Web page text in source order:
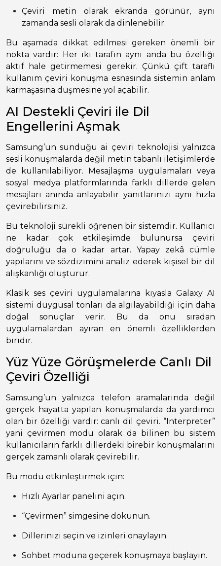
Çeviri metin olarak ekranda görünür, aynı
zamanda sesli olarak da dinlenebilir.
Bu aşamada dikkat edilmesi gereken önemli bir
nokta vardır: Her iki tarafın aynı anda bu özelliği
aktif hale getirmemesi gerekir. Çünkü çift taraflı
kullanım çeviri konuşma esnasında sistemin anlam
karmaşasına düşmesine yol açabilir.
AI Destekli Çeviri ile Dil
Engellerini Aşmak
Samsung’un sunduğu ai çeviri teknolojisi yalnızca
sesli konuşmalarda değil metin tabanlı iletişimlerde
de kullanılabiliyor. Mesajlaşma uygulamaları veya
sosyal medya platformlarında farklı dillerde gelen
mesajları anında anlayabilir yanıtlarınızı aynı hızla
çevirebilirsiniz.
Bu teknoloji sürekli öğrenen bir sistemdir. Kullanıcı
ne kadar çok etkileşimde bulunursa çeviri
doğruluğu da o kadar artar. Yapay zekâ cümle
yapılarını ve sözdizimini analiz ederek kişisel bir dil
alışkanlığı oluşturur.
Klasik ses çeviri uygulamalarına kıyasla Galaxy AI
sistemi duygusal tonları da algılayabildiği için daha
doğal sonuçlar verir. Bu da onu sıradan
uygulamalardan ayıran en önemli özelliklerden
biridir.
Yüz Yüze Görüşmelerde Canlı Dil
Çeviri Özelliği
Samsung’un yalnızca telefon aramalarında değil
gerçek hayatta yapılan konuşmalarda da yardımcı
olan bir özelliği vardır: canlı dil çeviri. “Interpreter”
yani çevirmen modu olarak da bilinen bu sistem
kullanıcıların farklı dillerdeki birebir konuşmalarını
gerçek zamanlı olarak çevirebilir.
Bu modu etkinleştirmek için:
Hızlı Ayarlar panelini açın.
“Çevirmen” simgesine dokunun.
Dillerinizi seçin ve izinleri onaylayın.
Sohbet moduna geçerek konuşmaya başlayın.